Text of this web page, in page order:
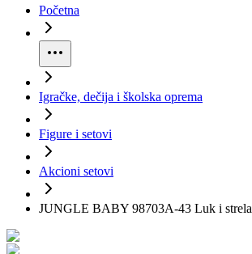
Početna
Igračke, dečija i školska oprema
Figure i setovi
Akcioni setovi
JUNGLE BABY 98703A-43 Luk i strela